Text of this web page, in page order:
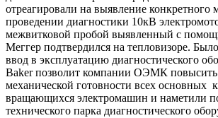
отреагировали на выявление конкретного
проведении диагностики 10кВ
межвитковой пробой выявленный с
Меггер подтвердился на тепловизоре.
ввод в эксплуатацию диагностического
Baker позволит компании ОЭМК повысить
механической готовности всех основных
вращающихся электромашин и наметили
технического парка диагностического